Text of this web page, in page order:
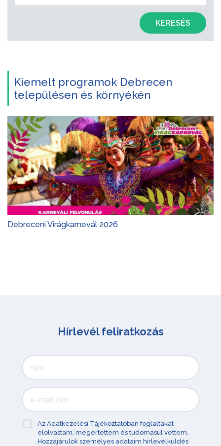
KERESÉS
Kiemelt programok Debrecen
településen és környékén
Debreceni Virágkarnevál 2026
Hírlevél feliratkozás
Az Adatkezelési Tájékoztatóban foglaltakat
elolvastam, megértettem és tudomásul vettem.
Hozzájárulok személyes adataim hírlevélküldés